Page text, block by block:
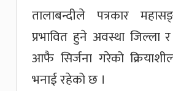
तालाबन्दीले पत्रकार
प्रभावित हुने अवस्था जिल्ला
आफै सिर्जना गरेको
भनाई रहेको छ ।